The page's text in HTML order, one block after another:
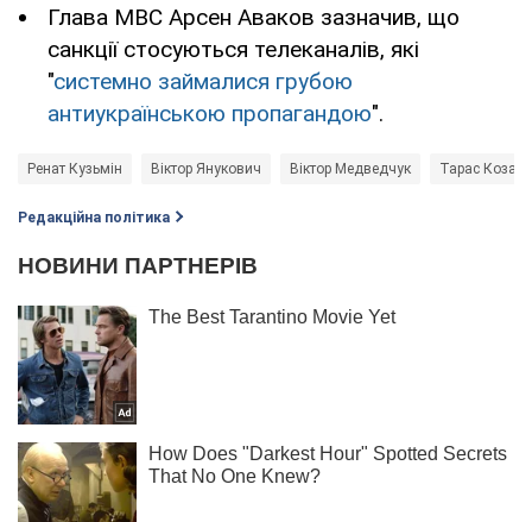
Глава МВС Арсен Аваков зазначив, що
санкції стосуються телеканалів, які
"системно займалися грубою
антиукраїнською пропагандою".
Ренат Кузьмін Віктор Янукович Віктор Медведчук Тарас Козак
Редакційна політика